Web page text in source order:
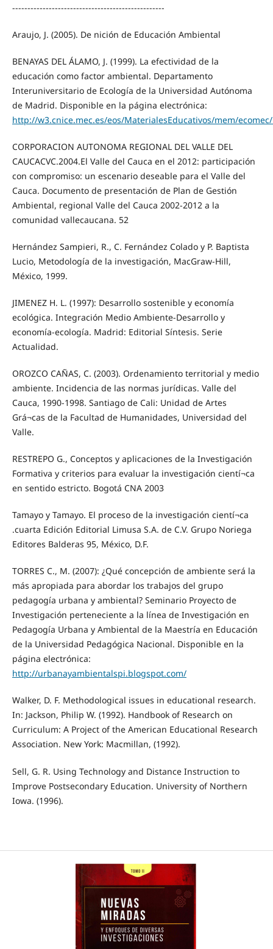
--------------------------------------------------
Araujo, J. (2005). De nición de Educación Ambiental
BENAYAS DEL ÁLAMO, J. (1999). La efectividad de la
educación como factor ambiental. Departamento
Interuniversitario de Ecología de la Universidad Autónoma
de Madrid. Disponible en la página electrónica:
http://w3.cnice.mec.es/eos/MaterialesEducativos/mem/
CORPORACION AUTONOMA REGIONAL DEL VALLE DEL
CAUCACVC.2004.El Valle del Cauca en el 2012: participación
con compromiso: un escenario deseable para el Valle del
Cauca. Documento de presentación de Plan de Gestión
Ambiental, regional Valle del Cauca 2002-2012 a la
comunidad vallecaucana. 52
Hernández Sampieri, R., C. Fernández Colado y P. Baptista
Lucio, Metodología de la investigación, MacGraw-Hill,
México, 1999.
JIMENEZ H. L. (1997): Desarrollo sostenible y economía
ecológica. Integración Medio Ambiente-Desarrollo y
economía-ecología. Madrid: Editorial Síntesis. Serie
Actualidad.
OROZCO CAÑAS, C. (2003). Ordenamiento territorial y medio
ambiente. Incidencia de las normas jurídicas. Valle del
Cauca, 1990-1998. Santiago de Cali: Unidad de Artes
Grá¬cas de la Facultad de Humanidades, Universidad del
Valle.
RESTREPO G., Conceptos y aplicaciones de la Investigación
Formativa y criterios para evaluar la investigación cientí¬ca
en sentido estricto. Bogotá CNA 2003
Tamayo y Tamayo. El proceso de la investigación cientí¬ca
.cuarta Edición Editorial Limusa S.A. de C.V. Grupo Noriega
Editores Balderas 95, México, D.F.
TORRES C., M. (2007): ¿Qué concepción de ambiente será la
más apropiada para abordar los trabajos del grupo
pedagogía urbana y ambiental? Seminario Proyecto de
Investigación perteneciente a la línea de Investigación en
Pedagogía Urbana y Ambiental de la Maestría en Educación
de la Universidad Pedagógica Nacional. Disponible en la
página electrónica:
http://urbanayambientalspi.blogspot.com/
Walker, D. F. Methodological issues in educational research.
In: Jackson, Philip W. (1992). Handbook of Research on
Curriculum: A Project of the American Educational Research
Association. New York: Macmillan, (1992).
Sell, G. R. Using Technology and Distance Instruction to
Improve Postsecondary Education. University of Northern
Iowa. (1996).